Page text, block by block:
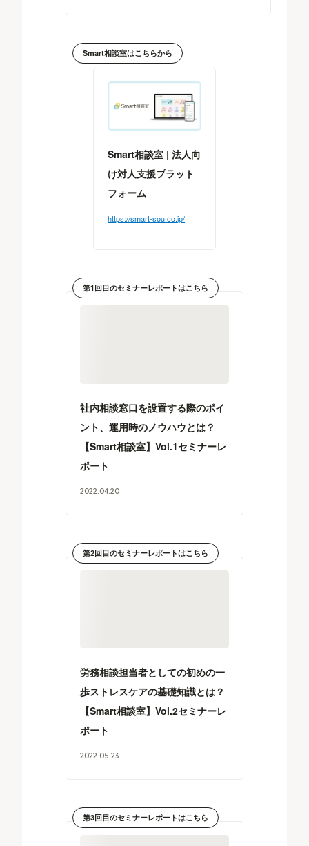
Smart相談室はこちらから
Smart相談室 | 法人向
け対人支援プラット
フォーム
https://smart-sou.co.jp/
第1回目のセミナーレポートはこちら
社内相談窓口を設置する際のポイ
ント、運用時のノウハウとは？
【Smart相談室】Vol.1セミナーレ
ポート
2022 04 .20
第2回目のセミナーレポートはこちら
労務相談担当者としての初めの一
歩ストレスケアの基礎知識とは？
【Smart相談室】Vol.2セミナーレ
ポート
2022.05.23
第3回目のセミナーレポートはこちら